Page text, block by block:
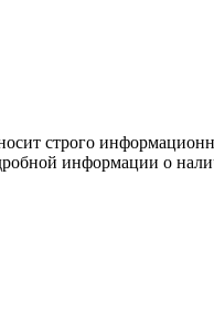
строго
информации о